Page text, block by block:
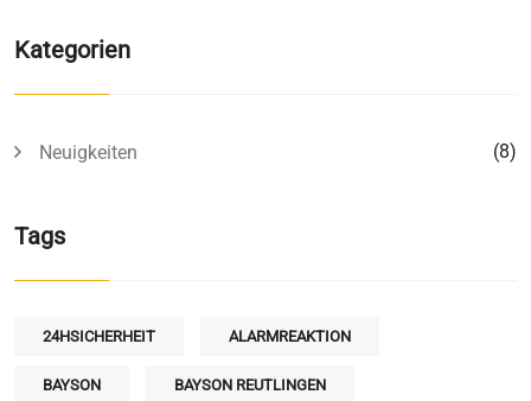
Kategorien
Neuigkeiten (8)
Tags
24HSICHERHEIT ALARMREAKTION
BAYSON BAYSON REUTLINGEN